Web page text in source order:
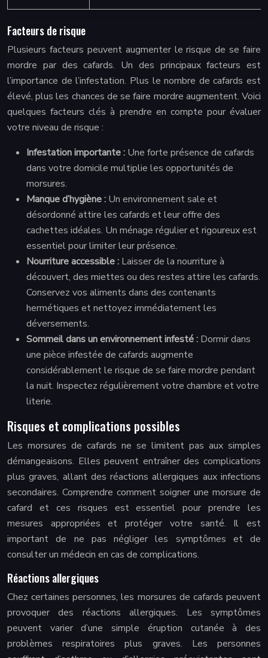
Facteurs de risque
Plusieurs facteurs peuvent augmenter le risque de se faire
mordre par des cafards. Un des principaux facteurs est
l’importance de l’infestation. Plus le nombre de cafards est
élevé, plus les chances de se faire mordre augmentent. Voici
quelques facteurs clés à prendre en compte pour évaluer
votre niveau de risque :
Infestation importante : Une forte présence de cafards
dans votre domicile multiplie les opportunités de
morsures.
Manque d’hygiène : Un environnement sale et
désordonné attire les cafards et leur offre des
cachettes idéales. Un ménage régulier et rigoureux est
essentiel pour limiter leur présence.
Nourriture accessible : Laisser de la nourriture à
découvert, des miettes ou des restes attire les cafards.
Conservez vos aliments dans des contenants
hermétiques et nettoyez immédiatement les
déversements.
Sommeil dans un environnement infesté : Dormir dans
une pièce infestée de cafards augmente
considérablement le risque de se faire mordre pendant
la nuit. Inspectez régulièrement votre chambre et votre
literie.
Risques et complications possibles
Les morsures de cafards ne se limitent pas aux simples
démangeaisons. Elles peuvent entraîner des complications
plus graves, allant des réactions allergiques aux infections
secondaires. Comprendre comment soigner une morsure de
cafard et ces risques est essentiel pour prendre les
mesures appropriées et protéger votre santé. Il est
important de ne pas négliger les symptômes et de
consulter un médecin en cas de complications.
Réactions allergiques
Chez certaines personnes, les morsures de cafards peuvent
provoquer des réactions allergiques. Les symptômes
peuvent varier d’une simple éruption cutanée à des
problèmes respiratoires plus graves. Les personnes